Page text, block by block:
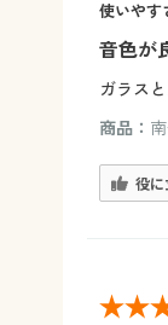
使いやす
音色が
ガラス
商品：
役に